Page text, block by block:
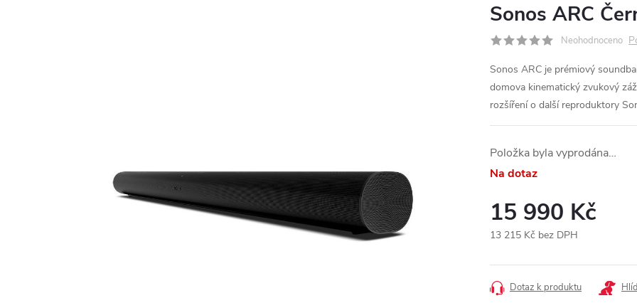
Sonos ARC
Neohodnoceno
Sonos ARC je prémiový
domova kinematický zvukový
rozšíření o další reproduktory
Položka byla vyprodána…
Na dotaz
15 990 Kč
13 215 Kč bez DPH
cena:
Dotaz k produktu